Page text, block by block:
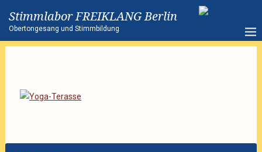
Stimmlabor FREIKLANG Berlin
Obertongesang und Stimmbildung